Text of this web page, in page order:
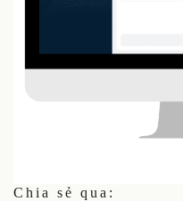
Chia sẻ qua: